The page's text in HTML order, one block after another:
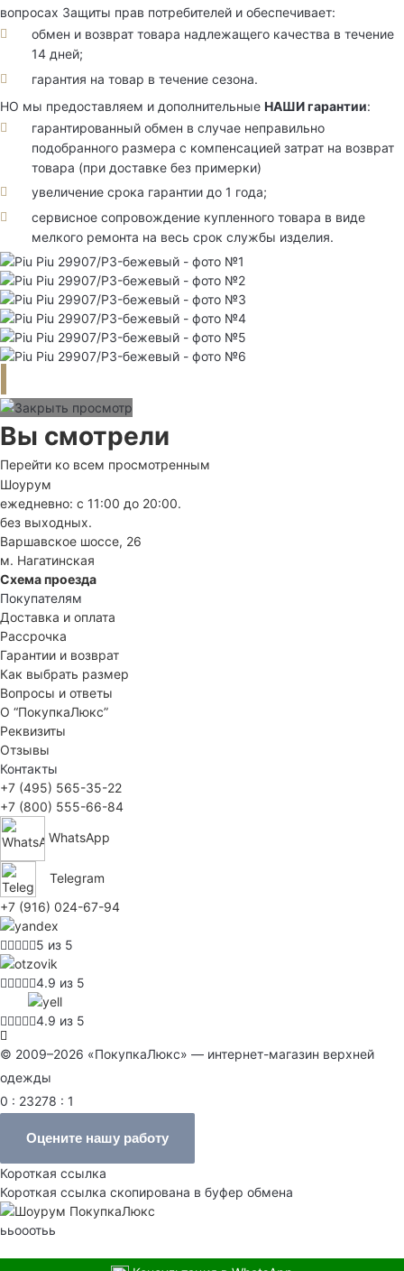
вопросах Защиты прав потребителей и обеспечивает:
обмен и возврат товара надлежащего качества в течение
14 дней;
гарантия на товар в течение сезона.
НО мы предоставляем и дополнительные НАШИ гарантии:
гарантированный обмен в случае неправильно
подобранного размера с компенсацией затрат на возврат
товара (при доставке без примерки)
увеличение срока гарантии до 1 года;
сервисное сопровождение купленного товара в виде
мелкого ремонта на весь срок службы изделия.
Вы смотрели
Перейти ко всем просмотренным
Шоурум
ежедневно: с 11:00 до 20:00.
без выходных.
Варшавское шоссе, 26
м. Нагатинская
Схема проезда
Покупателям
Доставка и оплата
Рассрочка
Гарантии и возврат
Как выбрать размер
Вопросы и ответы
О “ПокупкаЛюкс”
Реквизиты
Отзывы
Контакты
+7 (495) 565-35-22
+7 (800) 555-66-84
WhatsApp
Telegram
+7 (916) 024-67-94
5 из 5
4.9 из 5
4.9 из 5
© 2009–2026 «ПокупкаЛюкс» — интернет-магазин верхней
одежды
0 : 23278 : 1
Оцените нашу работу
Короткая ссылка
Короткая ссылка скопирована в буфер обмена
ььооотьь